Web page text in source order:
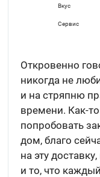
Вкус
Сервис
Откровенно
никогда не
и на стряпню
времени. Как-
попробовать
дом, благо
на эту
и то, что